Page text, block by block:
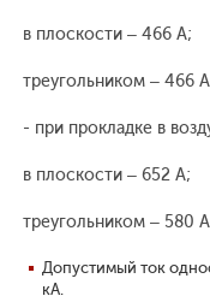
в плоскости – 466 А;
треугольником – 466
- при прокладке в
в плоскости – 652 А;
треугольником – 580
Допустимый ток
кА.